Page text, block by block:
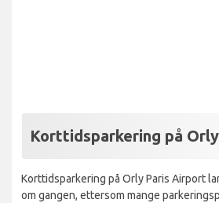
Korttidsparkering på
Korttidsparkering på Orly Paris Airport
om gangen, ettersom mange